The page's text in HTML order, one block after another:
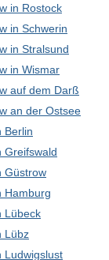
in Rostock
in Schwerin
in Stralsund
in Wismar
auf dem Darß
an der Ostsee
Berlin
Greifswald
Güstrow
Hamburg
Lübeck
Lübz
Ludwigslust